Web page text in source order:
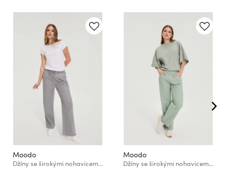
Moodo
Džíny se širokými nohavicemi šedé Moodo
Moodo
Džíny se širokými nohavicemi khaki Moodo